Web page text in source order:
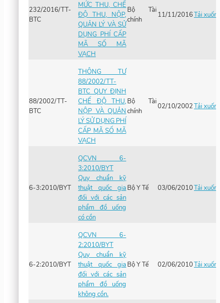
232/2016/TT-
BTC
MỨC THU, CHẾ
ĐỘ THU, NỘP,
QUẢN LÝ VÀ SỬ
DỤNG PHÍ CẤP
MÃ SỐ MÃ
VẠCH
Bộ Tài
chính
11/11/2016Tải
88/2002/TT-
BTC
THÔNG TƯ
88/2002/TT-
BTC QUY ĐỊNH
CHẾ ĐỘ THU,
NỘP VÀ QUẢN
LÝ SỬ DỤNG PHÍ
CẤP MÃ SỐ MÃ
VẠCH
Bộ Tài
chính
02/10/2002Tải
6-3:2010/BYT
QCVN 6-
3:2010/BYT
Quy chuẩn kỹ
thuật quốc gia
đối với các sản
phẩm đồ uống
có cồn
Bộ Y Tế 03/06/2010Tải
6-2:2010/BYT
QCVN 6-
2:2010/BYT
Quy chuẩn kỹ
thuật quốc gia
đối với các sản
phẩm đồ uống
không cồn.
Bộ Y Tế 02/06/2010Tải